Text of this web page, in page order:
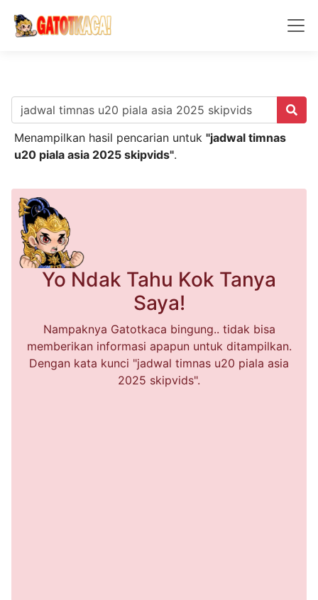
Menampilkan hasil pencarian untuk "jadwal timnas
u20 piala asia 2025 skipvids".
Yo Ndak Tahu Kok Tanya
Saya!
Nampaknya Gatotkaca bingung.. tidak bisa
memberikan informasi apapun untuk ditampilkan.
Dengan kata kunci "jadwal timnas u20 piala asia
2025 skipvids".